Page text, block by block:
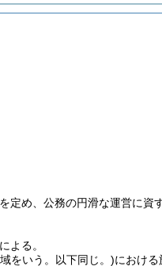
め、公務の円滑な運営に資
よる。
をいう。以下同じ。)における